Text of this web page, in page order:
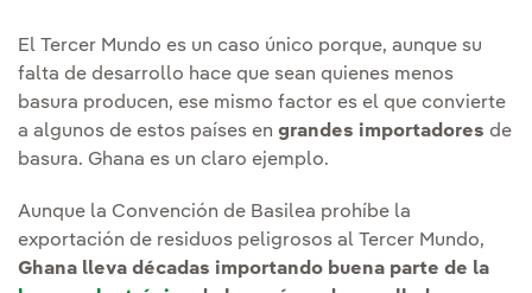
El Tercer Mundo es un caso único porque, aunque su
falta de desarrollo hace que sean quienes menos
basura producen, ese mismo factor es el que convierte
a algunos de estos países en grandes importadores de
basura. Ghana es un claro ejemplo.
Aunque la Convención de Basilea prohíbe la
exportación de residuos peligrosos al Tercer Mundo,
Ghana lleva décadas importando buena parte de la